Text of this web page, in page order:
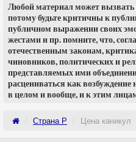
Любой материал может
потому будьте критичны к
публичном выражении своих
жестами и пр. помните, что,
отечественным законам,
чиновников, политических и
представляемых ими
расцениваться как
в целом и вообще, и к этим
Страна Р Цена каникул